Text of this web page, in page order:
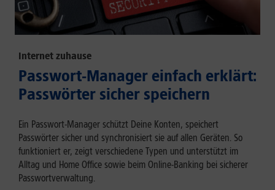
Internet zuhause
Passwort-Manager einfach erklärt:
Passwörter sicher speichern
Ein Passwort-Manager schützt Deine Konten, speichert
Passwörter sicher und synchronisiert sie auf allen Geräten. So
funktioniert er, zeigt verschiedene Typen und unterstützt im
Alltag und Home Office sowie beim Online-Banking bei sicherer
Passwortverwaltung.